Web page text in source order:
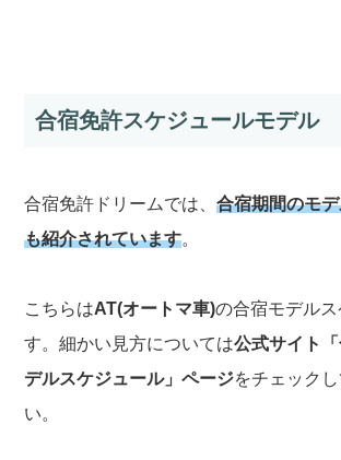
合宿免許スケジュールモデル
合宿免許ドリームでは、合宿期間のモ
も紹介されています。
こちらはAT(オートマ車)の合宿モデル
す。細かい見方については公式サイト
デルスケジュール」ページをチェック
い。